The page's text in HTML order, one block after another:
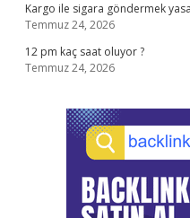
Kargo ile sigara göndermek
Temmuz 24, 2026
12 pm kaç saat oluyor ?
Temmuz 24, 2026